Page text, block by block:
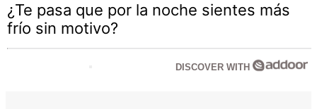
¿Te pasa que por la noche sientes más
frío sin motivo?
DISCOVER WITH